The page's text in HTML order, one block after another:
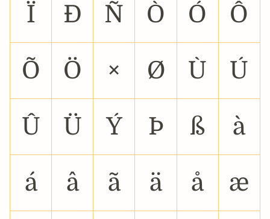
Ï Ð Ñ Ò Ó Ô
Õ Ö × Ø Ù Ú
Û Ü Ý Þ ß à
á â ã ä å æ